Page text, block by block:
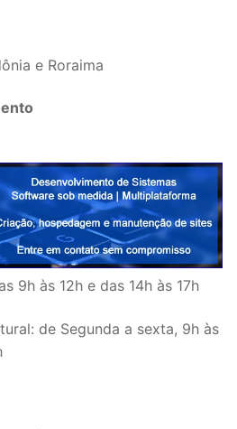
e Roraima
9h às 12h e das 14h às 17h
de Segunda a sexta, 9h às